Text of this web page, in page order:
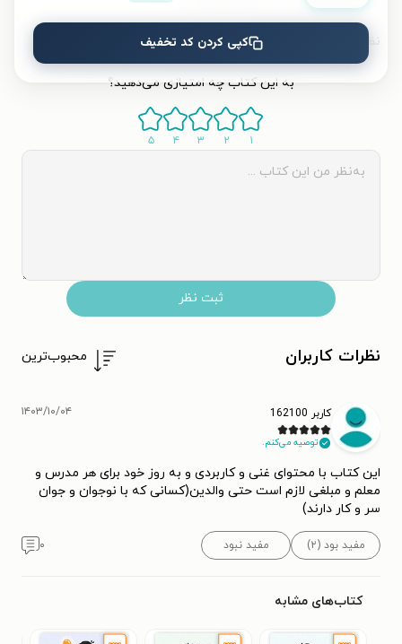
نظر شما دربارهٔ این کتاب
به این کتاب چه امتیازی می‌دهید؟
۱ ۲ ۳ ۴ ۵
ثبت نظر
نظرات کاربران محبوب‌ترین
کاربر 162100
توصیه می‌کنم.
۱۴۰۳/۱۰/۰۴
این کتاب با محتوای غنی و کاربردی و به روز خود برای هر مدرس و
معلم و مبلغی لازم است حتی والدین(کسانی که با نوجوان و جوان
سر و کار دارند)
مفید بود (۲) مفید نبود ۰
کتاب‌های مشابه
کپی کردن کد تخفیف